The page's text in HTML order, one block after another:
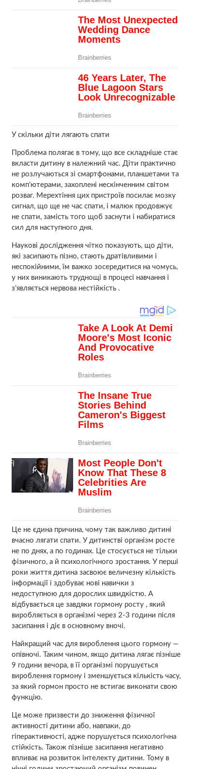
У скільки діти лягають спати
Проблема полягає в тому, що все складніше стає
вкласти дитину в належний час. Діти практично
не розлучаються зі смартфонами, планшетами та
комп’ютерами, захоплені нескінченним світом
розваг. Мерехтіння цих пристроїв посилає мозку
сигнал, що ще не час спати, і малюк продовжує
не спати, замість того щоб заснути і набиратися
сил для наступного дня.
Наукові дослідження чітко показують, що діти,
які засипають пізно, стають дратівливими і
неспокійними, їм важко зосередитися на чомусь,
у них виникають труднощі в процесі навчання і
з’являється нервова нестійкість .
Це не єдина причина, чому так важливо дитині
вчасно лягати спати. У дитинстві організм росте
не по днях, а по годинах. Це стосується не тільки
фізичного, а й психологічного зростання. У перші
роки життя дитина засвоює величезну кількість
інформації і здобуває нові навички з
недоступною для дорослих швидкістю. А
відбувається це завдяки гормону росту , який
виробляється в організмі через 2-3 години після
засипання і діє в основному вночі.
Найкращий час для вироблення цього гормону —
опівночі. Таким чином, якщо дитина лягає пізніше
9 години вечора, в її організмі порушується
вироблення гормону і зменшується кількість часу,
за який гормон просто не встигає виконати свою
функцію.
Це може призвести до зниження фізичної
активності дитини або, навпаки, до
гіперактивності, адже порушується психологічна
стійкість. Також пізніше засипання негативно
впливає на розвиток інтелекту дитини. Тому в